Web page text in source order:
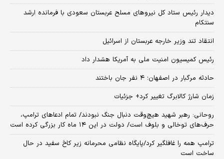
دیدار رئیس ستاد کل نیروهای مسلح عربستان سعودی با فرمانده ارشد
سنتکام
انتقاد تند وزیر خارجه عربستان از اسرائیل
رئیس کمیسیون امنیت ملی به آمریکا هشدار داد
حادثه مرگبار در اصفهان؛ ۴ نفر جان باختند
زمان شارژ کالابرگ تغییر کرد+ جزئیات
روحانی: رهبر شهید هیچ‌وقت دنبال جنگ نبودند/ تمام ادعاهای ترامپ،
حرف‌های توخالی و بلوف است/ دولت در این ۱۴ ماه کار بزرگی کرده است
ترامپ همه را غافلگیر کرد/پایگاه نظامی محرمانه زیر کاخ سفید در حال
ساخت است